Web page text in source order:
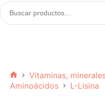
Buscar
productos:
Inicio
Vitaminas,
Aminoácidos
L-Lisina